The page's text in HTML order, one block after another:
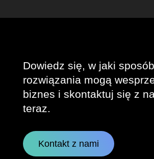
Dowiedz się, w jaki
rozwiązania mogą
biznes i skontaktuj się z
teraz.
Kontakt z nami